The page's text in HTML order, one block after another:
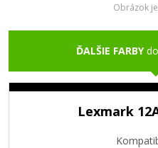
Obrázok
ĎALŠIE FARBYdo
Lexmark